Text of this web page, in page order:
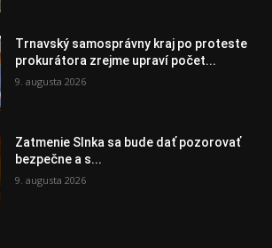
Trnavský samosprávny kraj po proteste
prokurátora zrejme upraví počet...
9. augusta 2026
Zatmenie Slnka sa bude dať pozorovať
bezpečne a s...
9. augusta 2026